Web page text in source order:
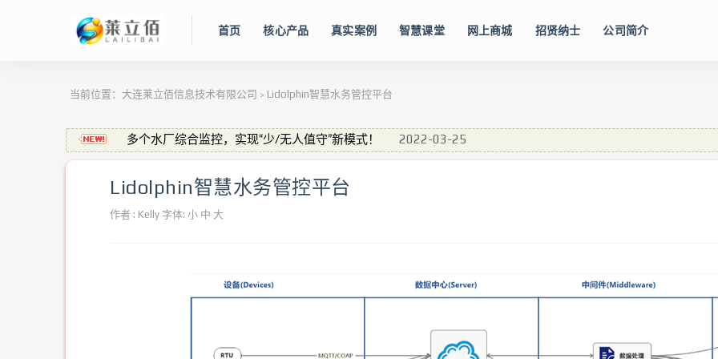
首页 核心产品 真实案例 智慧课堂 网上商城 招贤纳士 公司简介
当前位置： 大连莱立佰信息技术有限公司 > Lidolphin智慧水务管控平台
2022-03-25
多个水厂综合监控，实现“少/无人值守”新模式！
2021-11-22
实时视频监控解决方案，Really？
莱立佰·金秋特惠篇
供水掌上通 —— 城镇供水监测移动端(手机原生APP)
长输管线水锤监测系统
Lidolphin智慧水务管控平台
作者 : Kelly 字体: 小 中 大